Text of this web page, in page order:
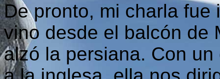
De pronto, mi charla fue
vino desde el balcón de
alzó la persiana. Con